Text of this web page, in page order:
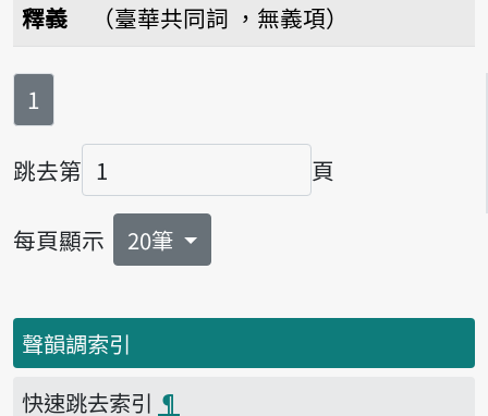
釋義 （臺華共同詞 ，無義項）
第
1
跳去第
頁碼
頁
每頁顯示 20筆
聲韻調索引
快速跳去索引 ¶